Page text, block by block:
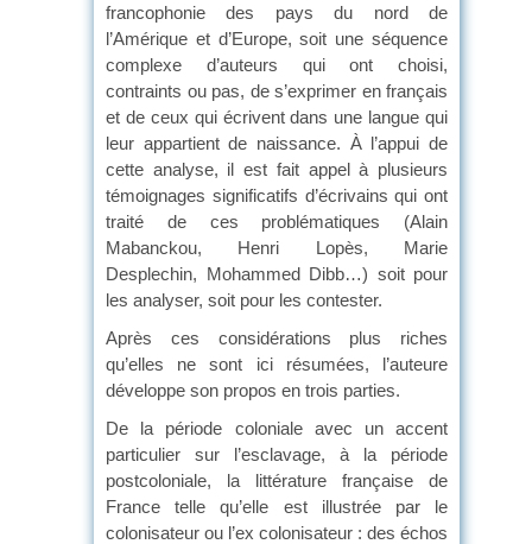
francophonie des pays du nord de
l’Amérique et d’Europe, soit une séquence
complexe d’auteurs qui ont choisi,
contraints ou pas, de s’exprimer en français
et de ceux qui écrivent dans une langue qui
leur appartient de naissance. À l’appui de
cette analyse, il est fait appel à plusieurs
témoignages significatifs d’écrivains qui ont
traité de ces problématiques (Alain
Mabanckou, Henri Lopès, Marie
Desplechin, Mohammed Dibb…) soit pour
les analyser, soit pour les contester.
Après ces considérations plus riches
qu’elles ne sont ici résumées, l’auteure
développe son propos en trois parties.
De la période coloniale avec un accent
particulier sur l’esclavage, à la période
postcoloniale, la littérature française de
France telle qu’elle est illustrée par le
colonisateur ou l’ex colonisateur : des échos